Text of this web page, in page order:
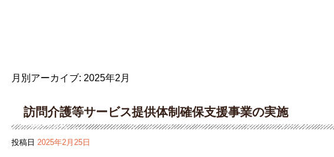
月別アーカイブ: 2025年2月
訪問介護等サービス提供体制確保支援事業の実施
投稿日 2025年2月25日